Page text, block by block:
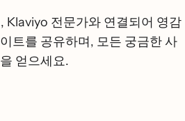
Klaviyo 전문가와 연결되어 영감
트를 공유하며, 모든 궁금한 사
얻으세요.